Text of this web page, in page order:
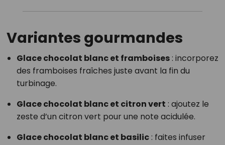
Variantes gourmandes
Glace chocolat blanc et framboises: incorporez
des framboises fraîches juste avant la fin du
turbinage.
Glace chocolat blanc et citron vert : ajoutez le
zeste d’un citron vert pour une note acidulée.
Glace chocolat blanc et basilic: faites infuser